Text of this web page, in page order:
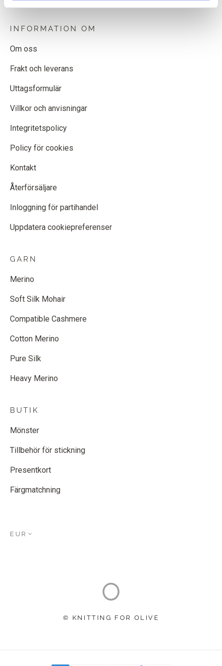
INFORMATION OM
Om oss
Frakt och leverans
Uttagsformulär
Villkor och anvisningar
Integritetspolicy
Policy för cookies
Kontakt
Återförsäljare
Inloggning för partihandel
Uppdatera cookiepreferenser
GARN
Merino
Soft Silk Mohair
Compatible Cashmere
Cotton Merino
Pure Silk
Heavy Merino
BUTIK
Mönster
Tillbehör för stickning
Presentkort
Färgmatchning
EUR
© KNITTING FOR OLIVE